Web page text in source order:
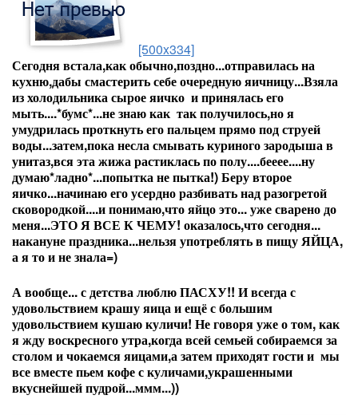
[500x334]
Сегодня встала,как обычно,поздно...отправилась на
кухню,дабы смастерить себе очередную яичницу...Взяла
из холодильника сырое яичко и принялась его
мыть....*бумс*...не знаю как так получилось,но я
умудрилась проткнуть его пальцем прямо под струей
воды...затем,пока несла смывать куриного зародыша в
унитаз,вся эта жижа растиклась по полу....бееее....ну
думаю*ладно*...попытка не пытка!) Беру второе
яичко...начинаю его усердно разбивать над разогретой
сковородкой....и понимаю,что яйцо это... уже сварено до
меня...ЭТО Я ВСЕ К ЧЕМУ! оказалось,что сегодня...
накануне праздника...нельзя употреблять в пищу ЯЙЦА,
а я то и не знала=)
А вообще... с детства люблю ПАСХУ!! И всегда с
удовольствием крашу яица и ещё с большим
удовольствием кушаю куличи! Не говоря уже о том, как
я жду воскресного утра,когда всей семьей собираемся за
столом и чокаемся яицами,а затем приходят гости и мы
все вместе пьем кофе с куличами,украшенными
вкуснейшей пудрой...ммм...))